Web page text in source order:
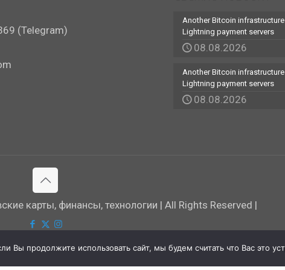
(Telegram)
Another Bitcoin
Lightning payment servers
08.08.2026
Another Bitcoin
Lightning payment servers
08.08.2026
карты, финансы, технологии | All Rights Reserved |
Вы продолжите использовать сайт, мы будем считать что Вас это